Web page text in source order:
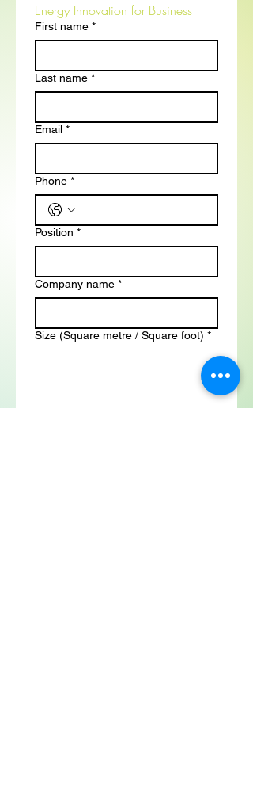
Energy Innovation for Business
First name *
Last name *
Email *
Phone *
Position *
Company name *
Size (Square metre / Square foot) *